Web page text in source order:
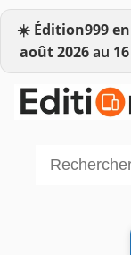
☀️ Édition999
août 2026au